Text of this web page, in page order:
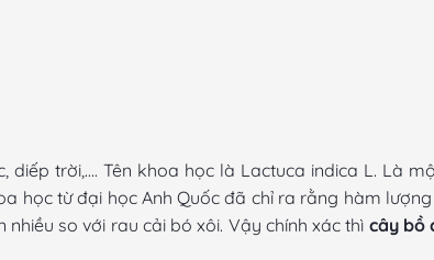
diếp trời,…. Tên khoa học là Lactuca indica L. Là
học từ đại học Anh Quốc đã chỉ ra rằng hàm
nhiều so với rau cải bó xôi. Vậy chính xác thì cây bồ